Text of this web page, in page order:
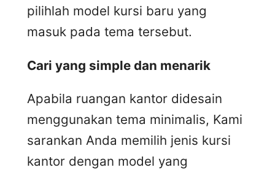
pilihlah model kursi baru yang
masuk pada tema tersebut.
Cari yang simple dan menarik
Apabila ruangan kantor didesain
menggunakan tema minimalis, Kami
sarankan Anda memilih jenis kursi
kantor dengan model yang